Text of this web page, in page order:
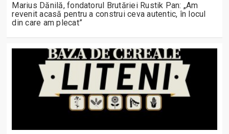
Marius Dănilă, fondatorul Brutăriei Rustik Pan: „Am
revenit acasă pentru a construi ceva autentic, în locul
din care am plecat”